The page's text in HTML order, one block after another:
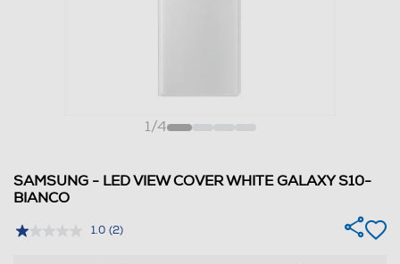
1/4
SAMSUNG - LED VIEW COVER WHITE GALAXY S10-
BIANCO
1.0 (2)